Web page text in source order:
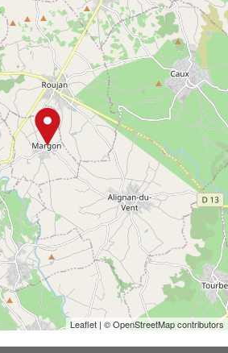
Leaflet | © OpenStreetMap contributors